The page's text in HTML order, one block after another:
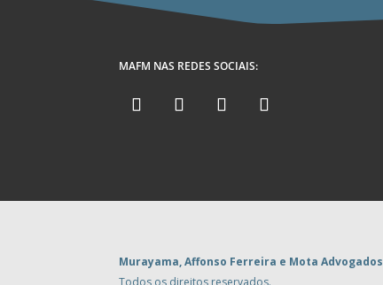
MAFM NAS REDES SOCIAIS:
Murayama, Affonso Ferreira e Mota Advogados
Todos os direitos reservados.